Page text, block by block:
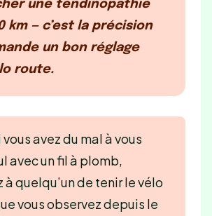
une tendinopathie
km — c’est la précision
un bon réglage
route.
vous avez du mal à vous
avec un fil à plomb,
quelqu’un de tenir le vélo
vous observez depuis le